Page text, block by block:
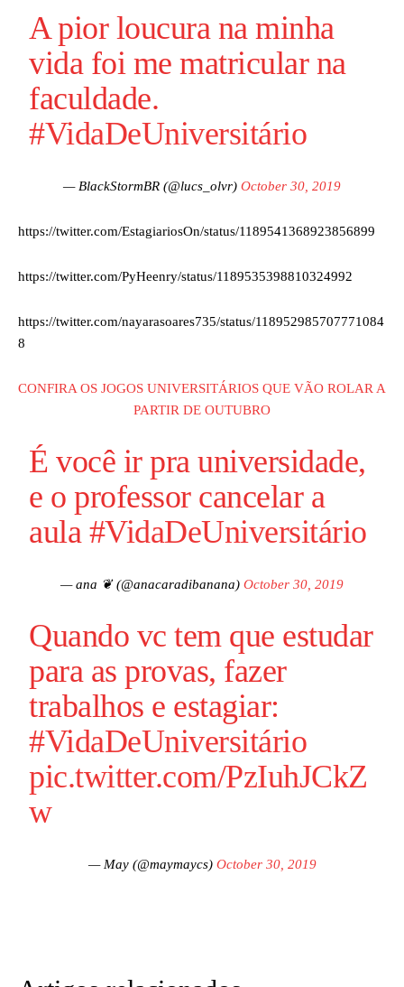
A pior loucura na minha
vida foi me matricular na
faculdade.
#VidaDeUniversitário
— BlackStormBR (@lucs_olvr) October 30, 2019
https://twitter.com/EstagiariosOn/status/1189541368923856899
https://twitter.com/PyHeenry/status/1189535398810324992
https://twitter.com/nayarasoares735/status/118952985707771084
8
CONFIRA OS JOGOS UNIVERSITÁRIOS QUE VÃO ROLAR A
PARTIR DE OUTUBRO
É você ir pra universidade,
e o professor cancelar a
aula #VidaDeUniversitário
— ana ❦ (@anacaradibanana) October 30, 2019
Quando vc tem que estudar
para as provas, fazer
trabalhos e estagiar:
#VidaDeUniversitário
pic.twitter.com/PzIuhJCkZ
w
— May (@maymaycs) October 30, 2019